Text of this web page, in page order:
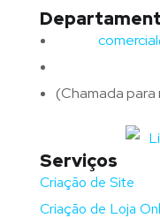
(Chamada para
Serviços
Criação de Site
Criação de Loja